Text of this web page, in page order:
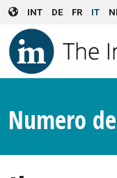
Skip to main content
INT DE FR IT
Numero